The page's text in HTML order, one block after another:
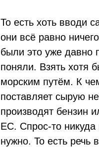
То есть хоть вводи
они всё равно
были это уже давно
поняли. Взять хотя
морским путём. К
поставляет сырую
производят бензин
ЕС. Спрос-то никуда
нужно. То есть речь